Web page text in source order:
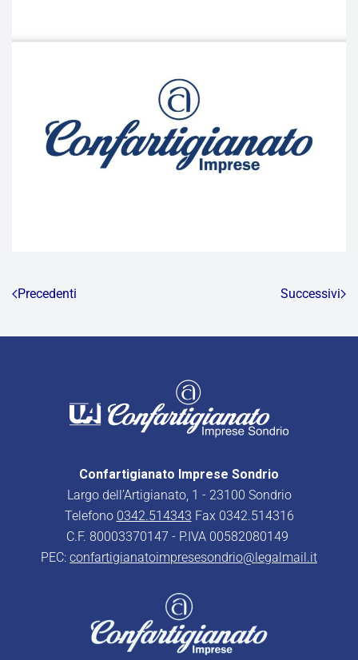
Precedenti Successivi
Confartigianato Imprese Sondrio
Largo dell’Artigianato, 1 - 23100 Sondrio
Telefono 0342.514343 Fax 0342.514316
C.F. 80003370147 - P.IVA 00582080149
PEC: confartigianatoimpresesondrio@legalmail.it